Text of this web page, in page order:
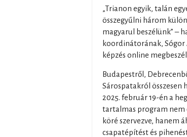
„Trianon egyik, talán
összegyűlni három
magyarul beszélünk” –
koordinátorának,
képzés online
Budapestről,
Sárospatakról
2025. február 19-én a
tartalmas program nem
köré szervezve, hanem
csapatépítést és